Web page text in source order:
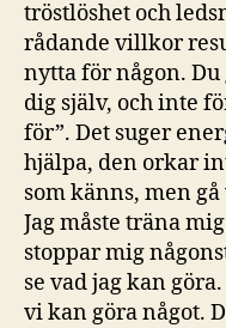
tröstlöshet och
rådande villkor
nytta för någon.
dig själv, och inte
för”. Det suger
hjälpa, den orkar
som känns, men
Jag måste träna
stoppar mig
se vad jag kan
vi kan göra något.